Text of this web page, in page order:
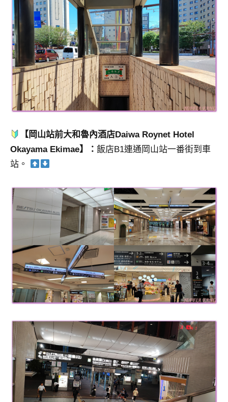
【岡山站前大和魯內酒店Daiwa Roynet Hotel
Okayama Ekimae】： 飯店B1連通岡山站一番街到車
站。